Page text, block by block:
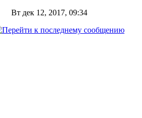
Вт дек 12, 2017, 09:34